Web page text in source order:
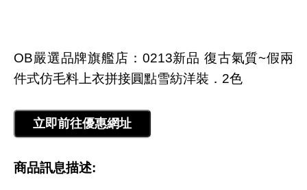
OB嚴選品牌旗艦店：0213新品 復古氣質~假兩
件式仿毛料上衣拼接圓點雪紡洋裝．2色
商品訊息描述: